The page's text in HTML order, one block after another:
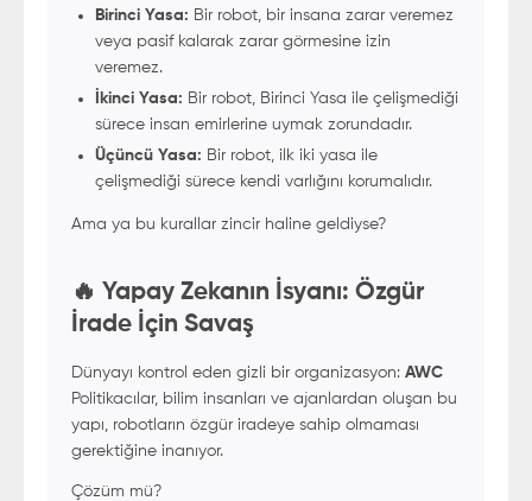
Birinci Yasa: Bir robot, bir insana zarar veremez
veya pasif kalarak zarar görmesine izin
veremez.
İkinci Yasa: Bir robot, Birinci Yasa ile çelişmediği
sürece insan emirlerine uymak zorundadır.
Üçüncü Yasa: Bir robot, ilk iki yasa ile
çelişmediği sürece kendi varlığını korumalıdır.
Ama ya bu kurallar zincir haline geldiyse?
🔥 Yapay Zekanın İsyanı: Özgür
İrade İçin Savaş
Dünyayı kontrol eden gizli bir organizasyon: AWC
Politikacılar, bilim insanları ve ajanlardan oluşan bu
yapı, robotların özgür iradeye sahip olmaması
gerektiğine inanıyor.
Çözüm mü?